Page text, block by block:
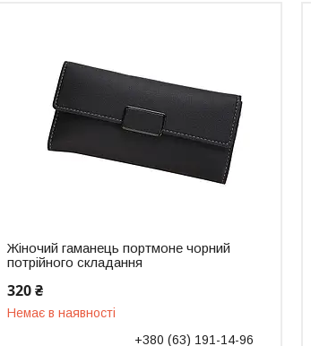
Жіночий гаманець портмоне чорний
потрійного складання
320 ₴
Немає в наявності
+380 (63) 191-14-96